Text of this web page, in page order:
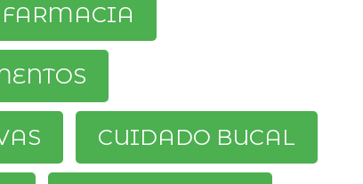
FARMACIA
CUIDADO BUCAL